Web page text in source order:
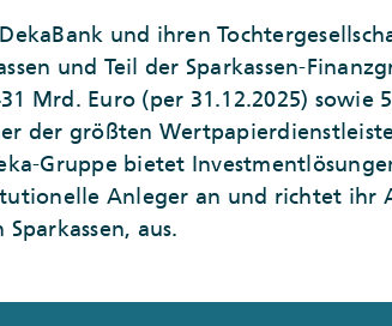
und ihren
und Teil der Sparkassen-
Mrd. Euro (per 31.12.2025) sowie
der größten
Gruppe bietet
Anleger an und richtet ihr
aus.